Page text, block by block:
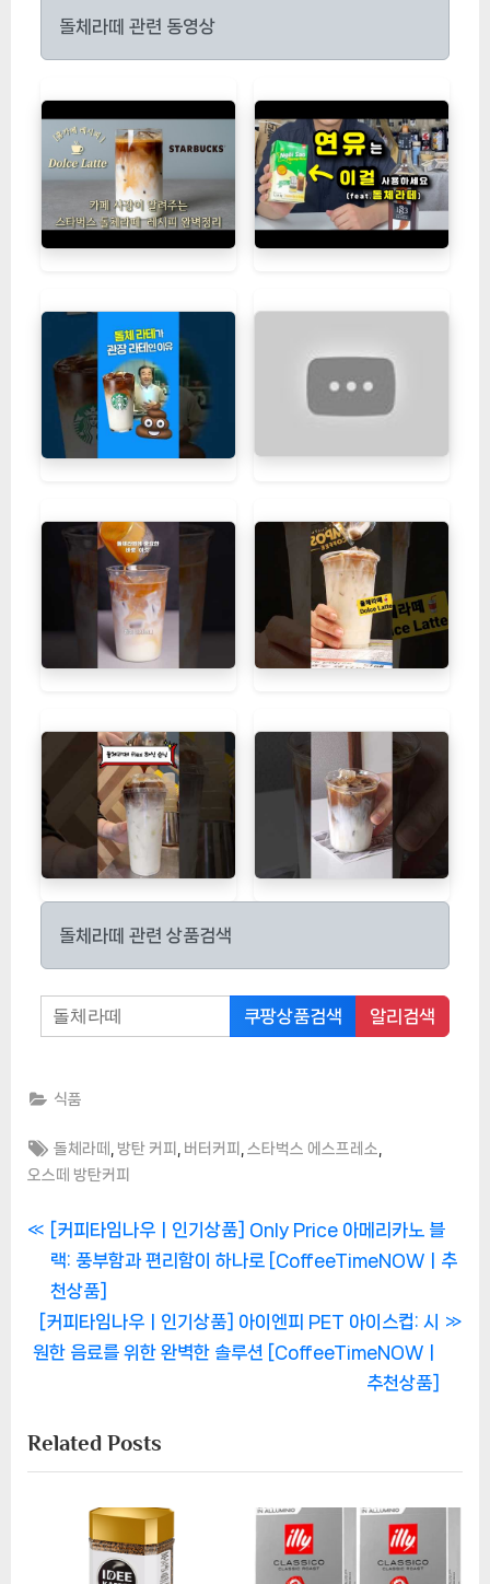
돌체라떼 관련 동영상
돌체라떼 관련 상품검색
쿠팡상품검색 알리검색
식품
Tags:
돌체라떼 방탄 커피 버터커피 스타벅스 에스프레소
오스떼 방탄커피
글
탐
색
P
r
e
v
i
s
P
[커피타임나우ㅣ인기상품] Only Price 아메리카노 블
랙: 풍부함과 편리함이 하나로 [CoffeeTimeNOWㅣ추
천상품]
N
e
P
o
[커피타임나우ㅣ인기상품] 아이엔피 PET 아이스컵: 시
원한 음료를 위한 완벽한 솔루션 [CoffeeTimeNOWㅣ
추천상품]
Related Posts